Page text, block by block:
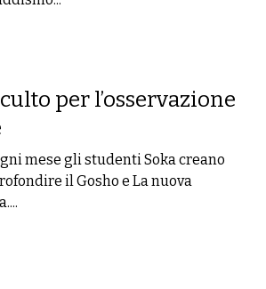
per l’osservazione
mese gli studenti Soka creano
il Gosho e La nuova